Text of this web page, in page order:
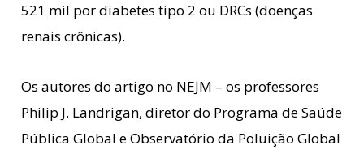
521 mil por diabetes tipo 2 ou DRCs (doenças
renais crônicas).
Os autores do artigo no NEJM – os professores
Philip J. Landrigan, diretor do Programa de Saúde
Pública Global e Observatório da Poluição Global